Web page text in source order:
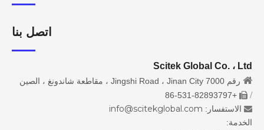
اتصل بنا
Scitek Global Co. ، Ltd
 رقم 7000 Jingshi Road ، Jinan City ، مقاطعة شاندونغ ، الصين
/

+86-531-82893797
 الاستفسار: info@scitekglobal.com
الخدمة: